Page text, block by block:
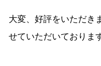
大変、好評をいただき
せていただいておりま